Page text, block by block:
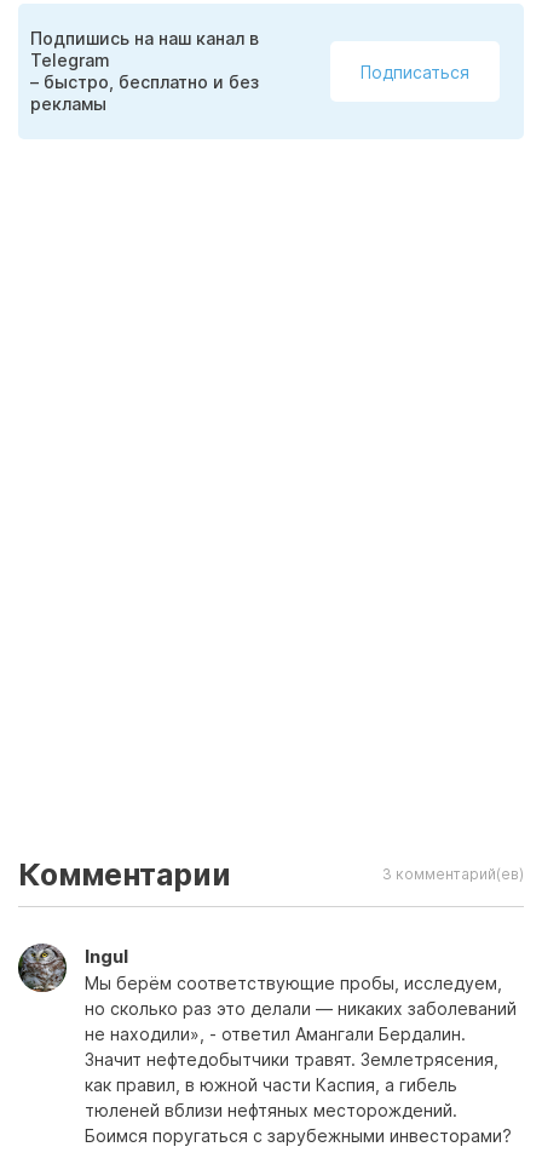
Подпишись на наш канал в
Telegram
– быстро, бесплатно и без
рекламы
Подписаться
Комментарии 3 комментарий(ев)
Ingul
Мы берём соответствующие пробы, исследуем,
но сколько раз это делали — никаких заболеваний
не находили», - ответил Амангали Бердалин.
Значит нефтедобытчики травят. Землетрясения,
как правил, в южной части Каспия, а гибель
тюленей вблизи нефтяных месторождений.
Боимся поругаться с зарубежными инвесторами?